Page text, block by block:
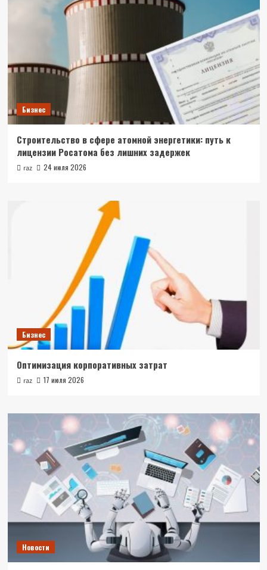
Бизнес
Строительство в сфере атомной энергетики: путь к
лицензии Росатома без лишних задержек
raz 24 июля 2026
Бизнес
Оптимизация корпоративных затрат
raz 17 июля 2026
Новости